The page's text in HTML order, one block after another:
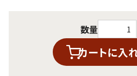
数量
カートに入